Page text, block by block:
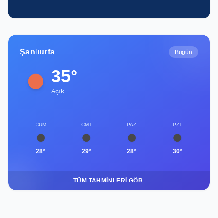
Şanlıurfa Bugün
35°
Açık
CUM
28°
CMT
29°
PAZ
28°
PZT
30°
TÜM TAHMINLERI GÖR